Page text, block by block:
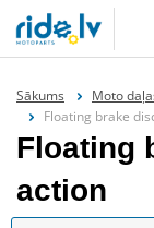
Sākums Moto
Floating brake
Floating
action